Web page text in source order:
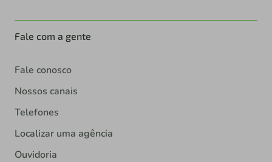
Fale com a gente
Fale conosco
Nossos canais
Telefones
Localizar uma agência
Ouvidoria